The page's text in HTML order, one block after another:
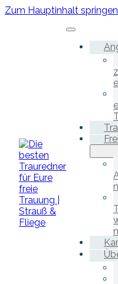
Zum Hauptinhalt springen